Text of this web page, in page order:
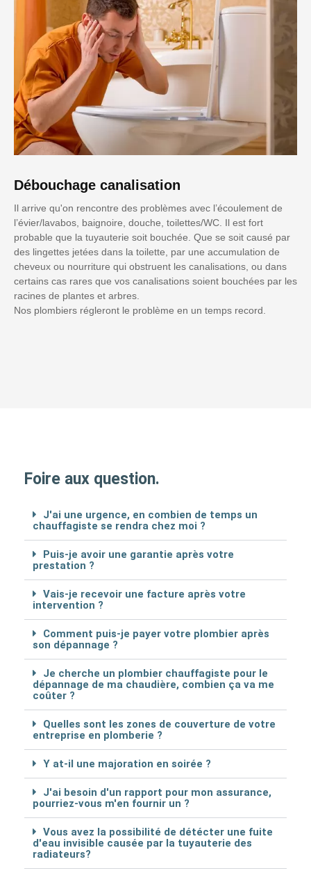
Débouchage canalisation
Il arrive qu'on rencontre des problèmes avec l’écoulement de
l’évier/lavabos, baignoire, douche, toilettes/WC. Il est fort
probable que la tuyauterie soit bouchée. Que se soit causé par
des lingettes jetées dans la toilette, par une accumulation de
cheveux ou nourriture qui obstruent les canalisations, ou dans
certains cas rares que vos canalisations soient bouchées par les
racines de plantes et arbres.
Nos plombiers régleront le problème en un temps record.
Foire aux question.
J'ai une urgence, en combien de temps un
chauffagiste se rendra chez moi ?
Puis-je avoir une garantie après votre
prestation ?
Vais-je recevoir une facture après votre
intervention ?
Comment puis-je payer votre plombier après
son dépannage ?
Je cherche un plombier chauffagiste pour le
dépannage de ma chaudière, combien ça va me
coûter ?
Quelles sont les zones de couverture de votre
entreprise en plomberie ?
Y at-il une majoration en soirée ?
J'ai besoin d'un rapport pour mon assurance,
pourriez-vous m'en fournir un ?
Vous avez la possibilité de détécter une fuite
d'eau invisible causée par la tuyauterie des
radiateurs?